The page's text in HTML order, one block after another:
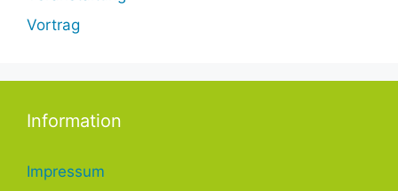
Vortrag
Information
Impressum